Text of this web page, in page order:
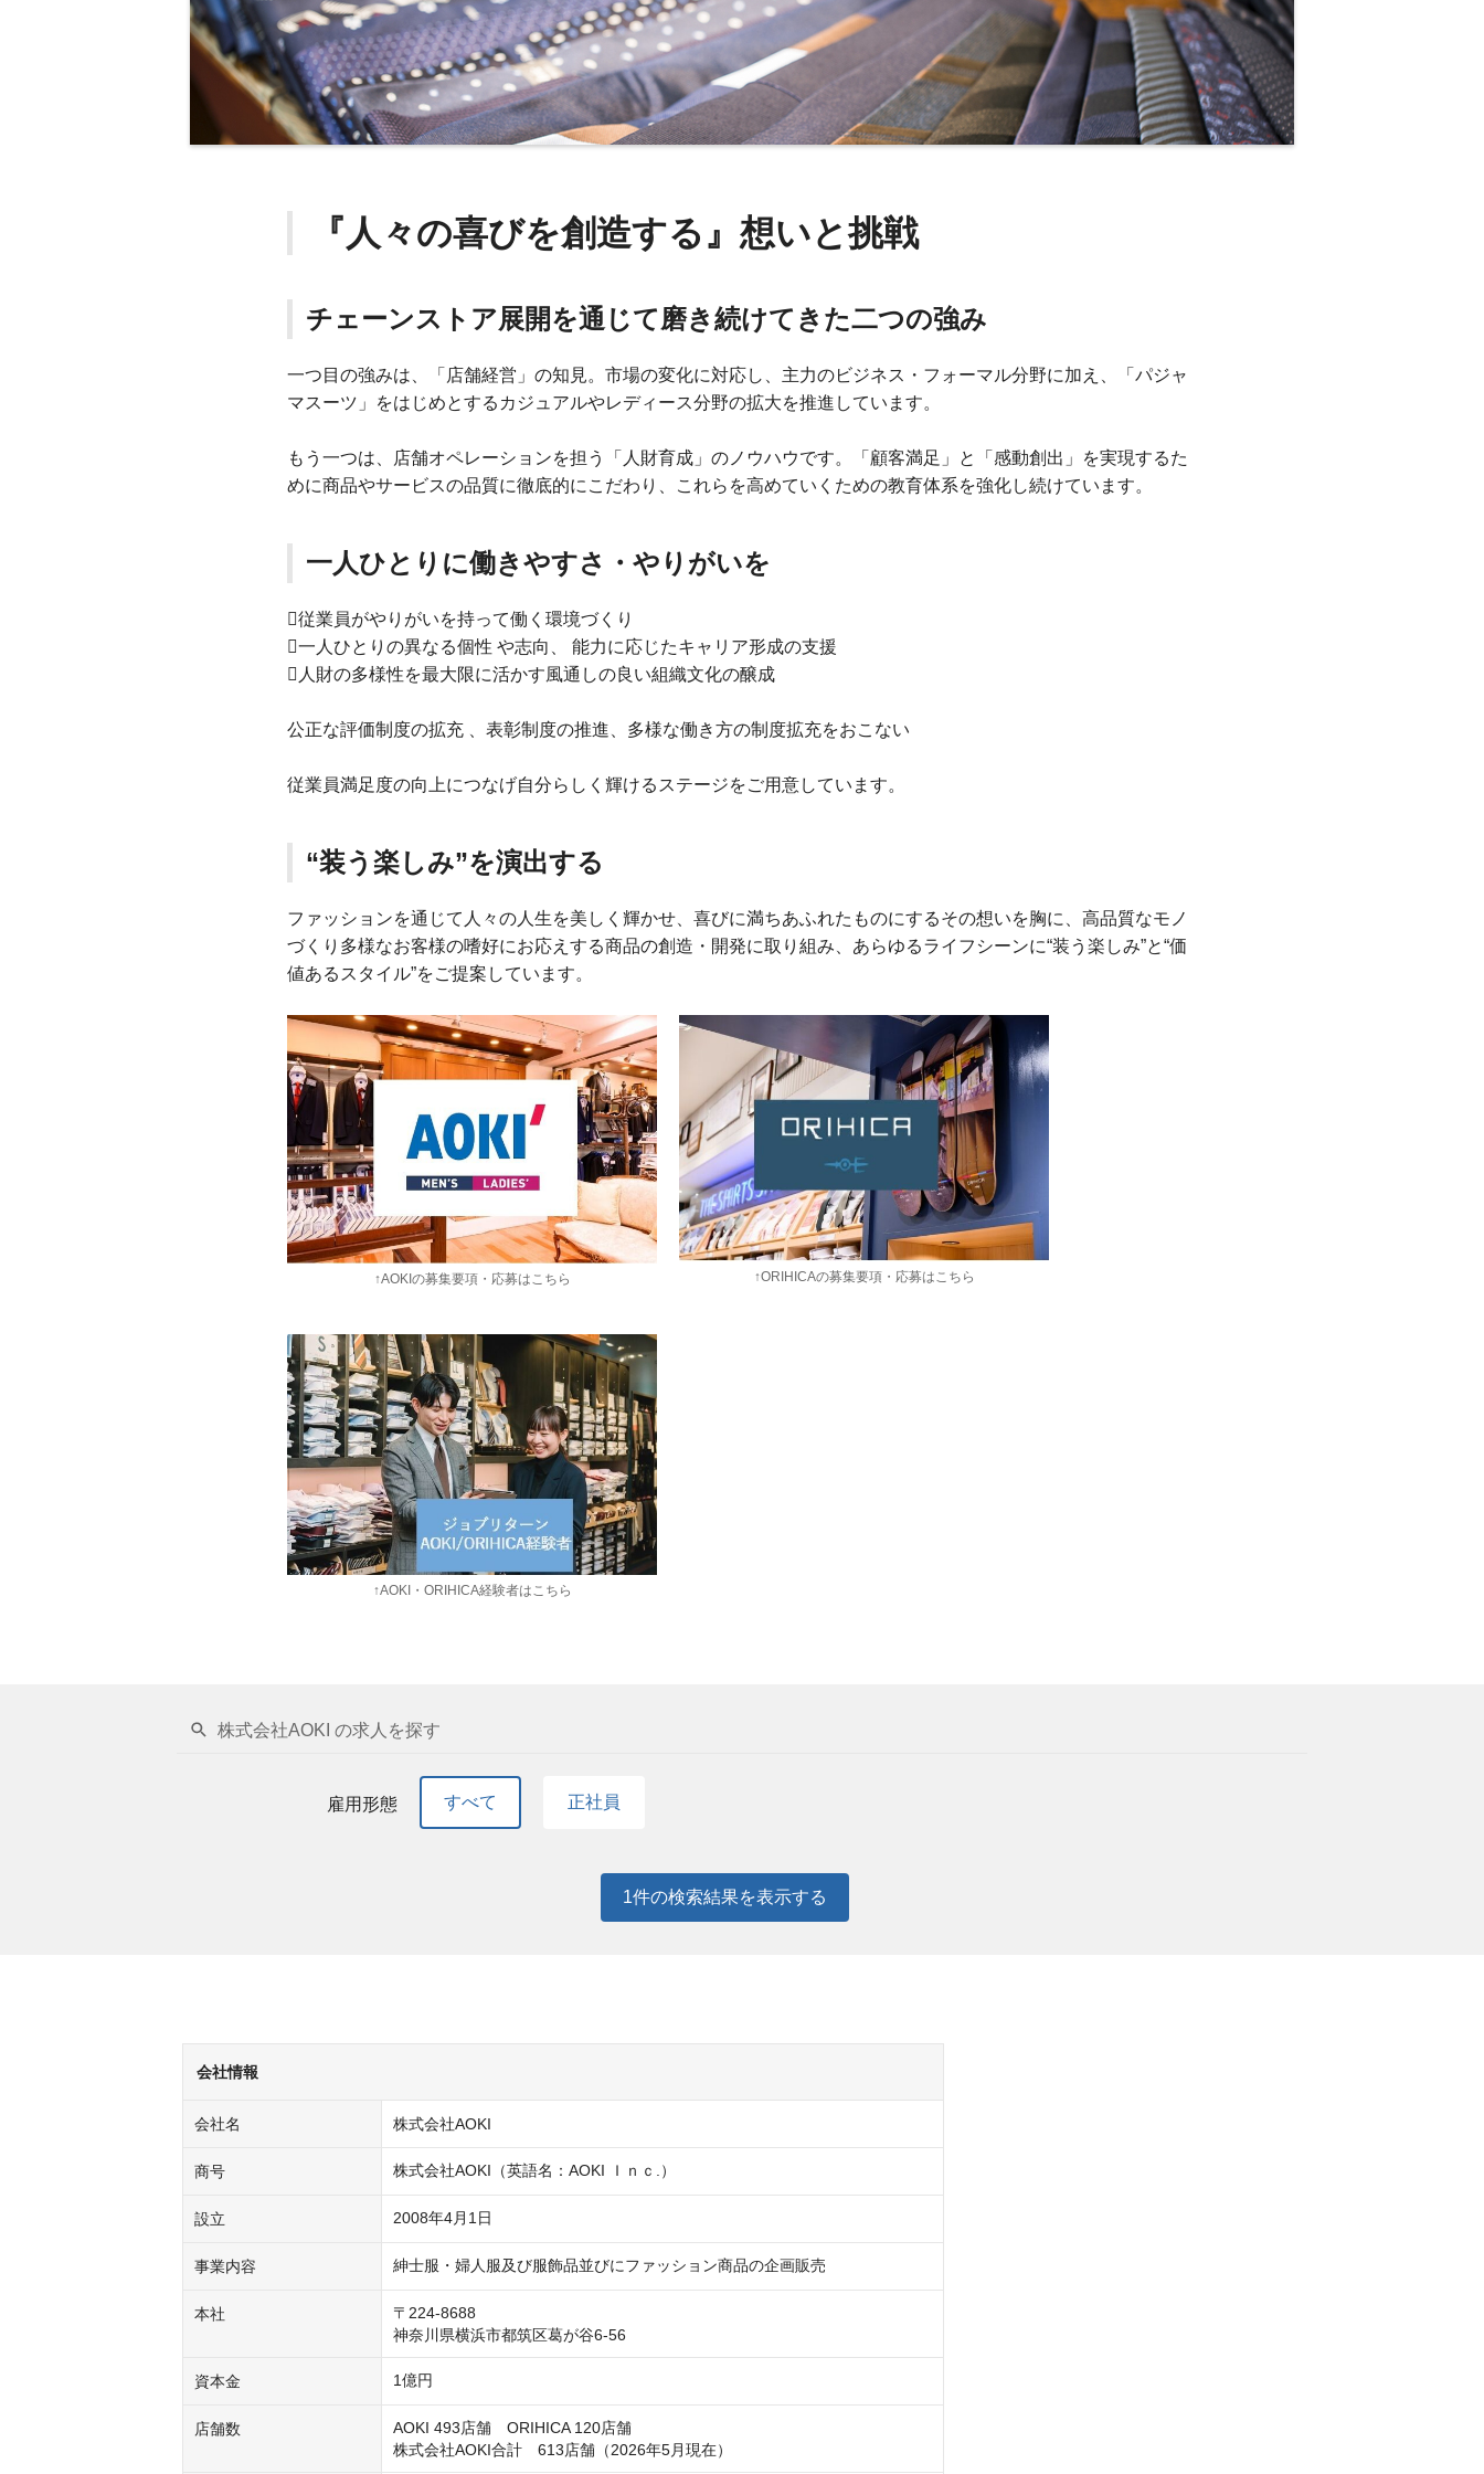
『人々の喜びを創造する』想いと挑戦
チェーンストア展開を通じて磨き続けてきた二つの強み
一つ目の強みは、「店舗経営」の知見。市場の変化に対応し、主力のビジネス・フォーマル分野に加え、「パジャ
マスーツ」をはじめとするカジュアルやレディース分野の拡大を推進しています。
もう一つは、店舗オペレーションを担う「人財育成」のノウハウです。「顧客満足」と「感動創出」を実現するた
めに商品やサービスの品質に徹底的にこだわり、これらを高めていくための教育体系を強化し続けています。
一人ひとりに働きやすさ・やりがいを
従業員がやりがいを持って働く環境づくり
一人ひとりの異なる個性 や志向、 能力に応じたキャリア形成の支援
人財の多様性を最大限に活かす風通しの良い組織文化の醸成
公正な評価制度の拡充 、表彰制度の推進、多様な働き方の制度拡充をおこない
従業員満足度の向上につなげ自分らしく輝けるステージをご用意しています。
“装う楽しみ”を演出する
ファッションを通じて人々の人生を美しく輝かせ、喜びに満ちあふれたものにするその想いを胸に、高品質なモノ
づくり多様なお客様の嗜好にお応えする商品の創造・開発に取り組み、あらゆるライフシーンに“装う楽しみ”と“価
値あるスタイル”をご提案しています。
↑AOKIの募集要項・応募はこちら ↑ORIHICAの募集要項・応募はこちら
↑AOKI・ORIHICA経験者はこちら
株式会社AOKI の求人を探す
雇用形態 すべて 正社員
1件の検索結果を表示する
会社情報
会社名 株式会社AOKI
商号 株式会社AOKI（英語名：AOKI Ｉｎｃ.）
設立 2008年4月1日
事業内容 紳士服・婦人服及び服飾品並びにファッション商品の企画販売
本社
〒224-8688
神奈川県横浜市都筑区葛が谷6-56
資本金 1億円
店舗数
AOKI 493店舗　ORIHICA 120店舗
株式会社AOKI合計　613店舗（2026年5月現在）